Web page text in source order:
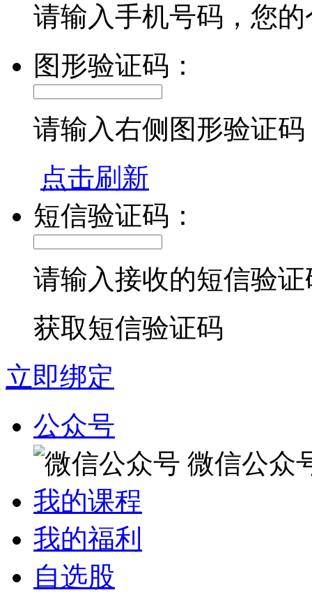
请输入手机号码，您
图形验证码：
请输入右侧图形验证码
点击刷新
短信验证码：
请输入接收的短信验证
获取短信验证码
立即绑定
公众号
微信公众
我的课程
我的福利
自选股